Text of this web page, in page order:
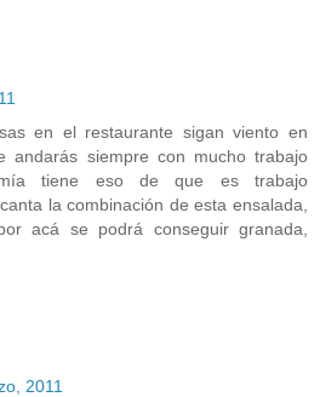
en el restaurante sigan viento en
andarás siempre con mucho trabajo
tiene eso de que es trabajo
la combinación de esta ensalada,
acá se podrá conseguir granada,
2011